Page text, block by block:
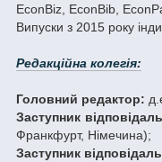
EconBiz, EconBib,
Випуски з 2015 року
Редакційна колегія:
Головний редактор:
Заступник
Франкфурт, Німечина);
Заступник